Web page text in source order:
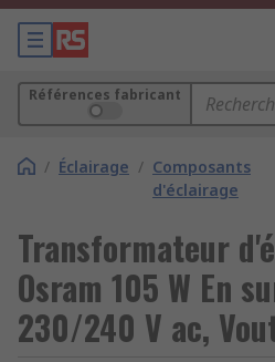
Références fabricant
/ Éclairage / Composants
d'éclairage
Transformateur
Osram 105 W En
230/240 V ac,